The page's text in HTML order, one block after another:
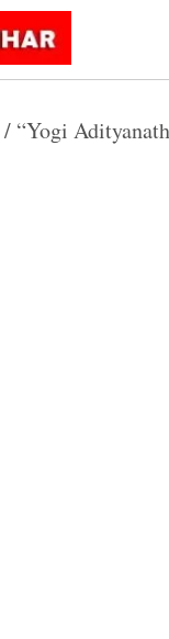
Bihar
/ “Yogi